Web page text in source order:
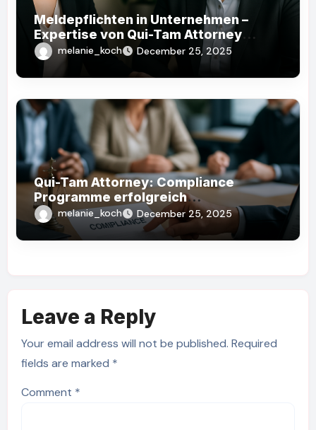
Meldepflichten in Unternehmen –
Expertise von Qui-Tam Attorney
helfen Ihnen
melanie_koch December 25, 2025
Qui-Tam Attorney: Compliance
Programme erfolgreich
implementieren (60 Zeichen)
melanie_koch December 25, 2025
Leave a Reply
Your email address will not be published. Required
fields are marked *
Comment *